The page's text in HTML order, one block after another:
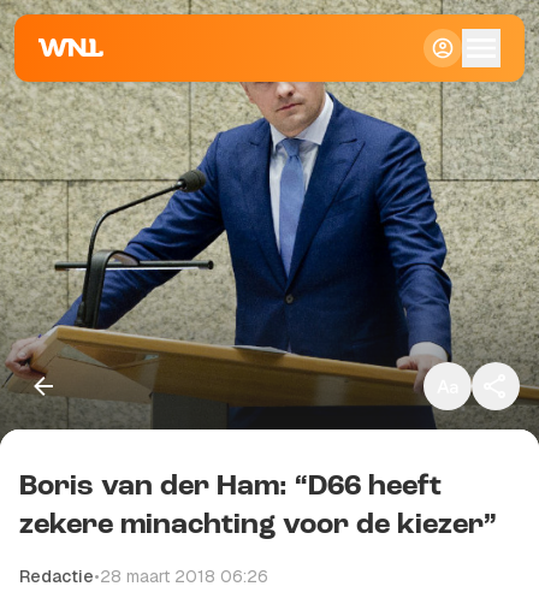
Klein
Standaard
Groot
Kopieer link
Boris van der Ham: “D66 heeft
zekere minachting voor de kiezer”
Redactie•28 maart 2018 06:26